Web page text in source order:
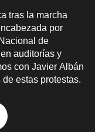
tras la marcha
por
de
auditorías y
con Javier Albán
estas protestas.